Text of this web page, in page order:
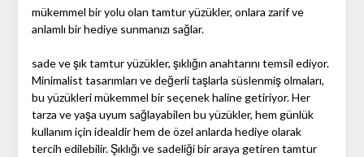
mükemmel bir yolu olan tamtur yüzükler, onlara zarif ve
anlamlı bir hediye sunmanızı sağlar.
sade ve şık tamtur yüzükler, şıklığın anahtarını temsil ediyor.
Minimalist tasarımları ve değerli taşlarla süslenmiş olmaları,
bu yüzükleri mükemmel bir seçenek haline getiriyor. Her
tarza ve yaşa uyum sağlayabilen bu yüzükler, hem günlük
kullanım için idealdir hem de özel anlarda hediye olarak
tercih edilebilir. Şıklığı ve sadeliği bir araya getiren tamtur